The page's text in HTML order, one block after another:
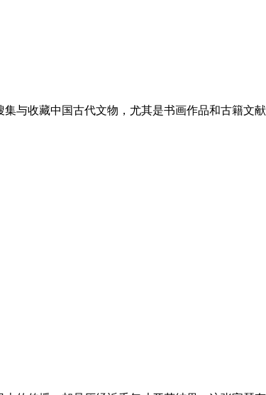
与收藏中国古代文物，尤其是书画作品和古籍文献